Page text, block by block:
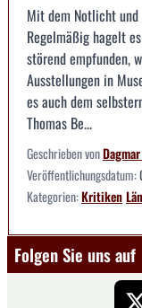
Mit dem Notlicht
Regelmäßig hagelt
störend empfunden,
Ausstellungen in
es auch dem
Thomas Be...
Geschrieben von
Veröffentlichungsdatum:
Kategorien:Kritiken
Folgen Sie uns auf